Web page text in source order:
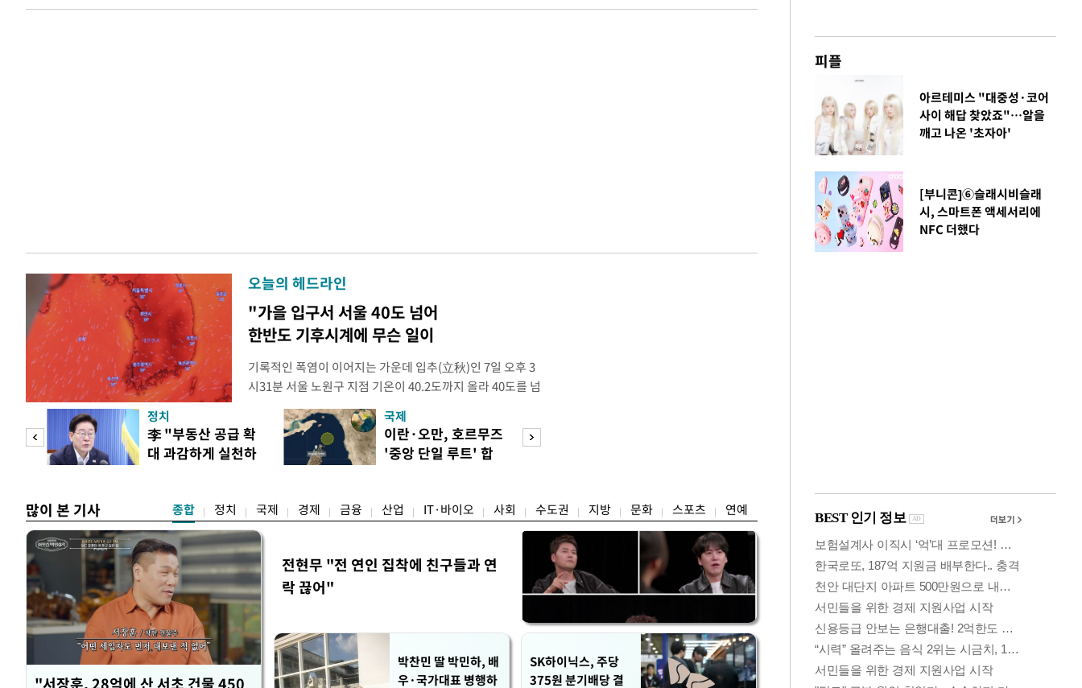
오늘의 헤드라인
"가을 입구서 서울 40도 넘어
한반도 기후시계에 무슨 일이
기록적인 폭염이 이어지는 가운데 입추(立秋)인 7일 오후 3
시31분 서울 노원구 지점 기온이 40.2도까지 올라 40도를 넘
어선 것으로 관측됐다. 지난 2018년 8월 1일 서울에서 40도
이상의 기온이 관측된 이후 8년 만이다. 이번 40도 돌파는 자
동기상관측장비(AWS) 기준이다. 공식인 종관기상관측
(ASOS)을 기준으로 하는 서울의 공
정치
李 "부동산 공급 확
대 과감하게 실천하
국제
이란·오만, 호르무즈
'중앙 단일 루트' 합
많이 본 기사 종합 정치 국제 경제 금융 산업 IT·바이오 사회 수도권 지방 문화 스포츠 연예
"서장훈, 28억에 산 서초 건물 450
전현무 "전 연인 집착에 친구들과 연
락 끊어"
박찬민 딸 박민하, 배
우·국가대표 병행하
SK하이닉스, 주당
375원 분기배당 결
피플
아르테미스 "대중성·코어
사이 해답 찾았죠"…알을
깨고 나온 '초자아'
[부니콘]⑥슬래시비슬래
시, 스마트폰 액세서리에
NFC 더했다